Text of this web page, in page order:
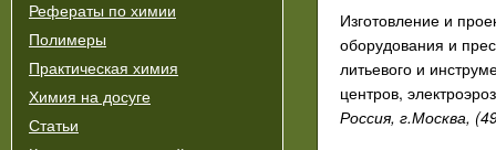
Рефераты по химии
Полимеры
Практическая химия
Химия на досуге
Статьи
Изготовление и
оборудования и
литьевого и
центров,
Россия, г.Москва,